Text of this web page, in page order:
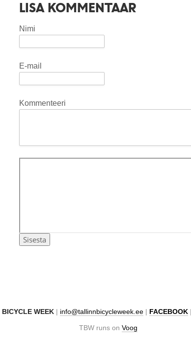
LISA KOMMENTAAR
Nimi
E-mail
Kommenteeri
BICYCLE WEEK info@tallinnbicycleweek.ee FACEBOOK
TBW runs on Voog